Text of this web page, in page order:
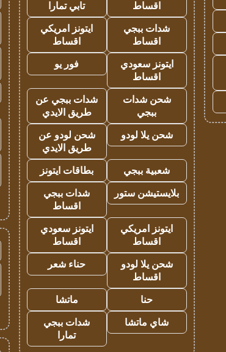
اقساط
تابي تمارا
شدات ببجي
اقساط
ايتونز امريكي
اقساط
ايتونز سعودي
اقساط
فور يو
شحن شدات
ببجي
شدات ببجي عن
طريق الايدي
شحن يلا لودو
شحن لودو عن
طريق الايدي
شعبية ببجي
بطاقات ايتونز
بلايستيشن ستور
شدات ببجي
اقساط
ايتونز امريكي
اقساط
ايتونز سعودي
اقساط
شحن يلا لودو
اقساط
حناء شعر
حنا
ماتشا
شاي ماتشا
شدات ببجي
تمارا